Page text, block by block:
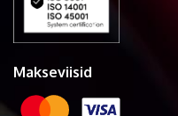
Makseviisid